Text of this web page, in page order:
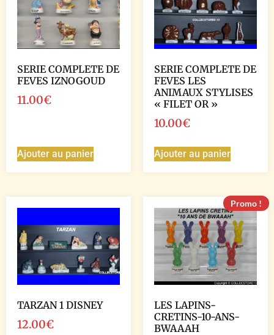
SERIE COMPLETE DE
FEVES IZNOGOUD
11.00€
Ajouter au panier
SERIE COMPLETE DE
FEVES LES
ANIMAUX STYLISES
« FILET OR »
10.00€
Ajouter au panier
TARZAN 1 DISNEY
12.00€
Promo !
LES LAPINS-
CRETINS-10-ANS-
BWAAAH